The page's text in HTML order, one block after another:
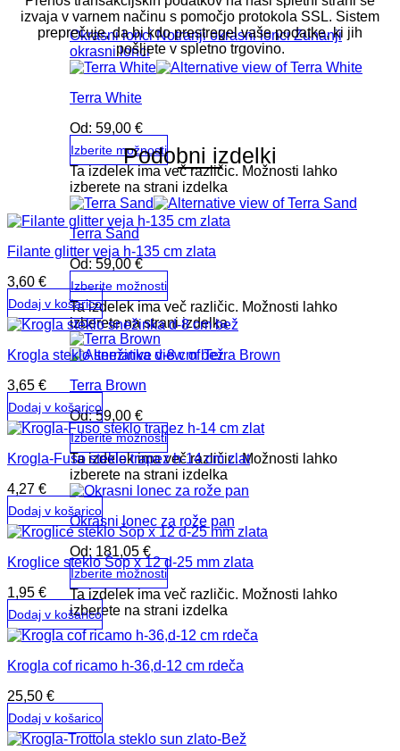
Okrasni lonci Notranji okrasni lonci Zunanji
okrasni lonci
Terra White
Od: 59,00 €
Izberite možnosti
Ta izdelek ima več različic. Možnosti lahko
izberete na strani izdelka
Terra Sand
Od: 59,00 €
Izberite možnosti
Ta izdelek ima več različic. Možnosti lahko
izberete na strani izdelka
Terra Brown
Od:59,00 €
Izberite možnosti
Ta izdelek ima več različic. Možnosti lahko
izberete na strani izdelka
Okrasni lonec za rože pan
Od: 181,05 €
Izberite možnosti
Ta izdelek ima več različic. Možnosti lahko
izberete na strani izdelka
izvaja v varnem načinu s pomočjo protokola SSL. Sistem
preprečuje, da bi kdo prestregel vaše podatke, ki jih
pošljete v spletno trgovino.
Podobni izdelki
Filante glitter veja h-135 cm zlata
3,60 €
Dodaj v košarico
Krogla steklo snežinka d-8 cm bež
3,65 €
Dodaj v košarico
Krogla-Fuso steklo trapez h-14 cm zlat
4,27 €
Dodaj v košarico
Kroglice steklo Šop x 12 d-25 mm zlata
1,95 €
Dodaj v košarico
Krogla cof ricamo h-36,d-12 cm rdeča
25,50 €
Dodaj v košarico